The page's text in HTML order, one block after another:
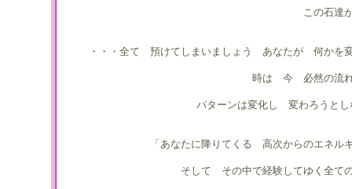
この石達
・・・全て 預けてしまいましょう あなたが 何かを変
時は 今 必然の流
パターンは変化し 変わろうと
「あなたに降りてくる 高次からのエネ
そして その中で経験してゆく全て